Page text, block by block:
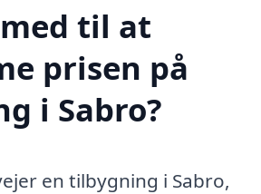
til at
prisen på
i Sabro?
en tilbygning i Sabro,